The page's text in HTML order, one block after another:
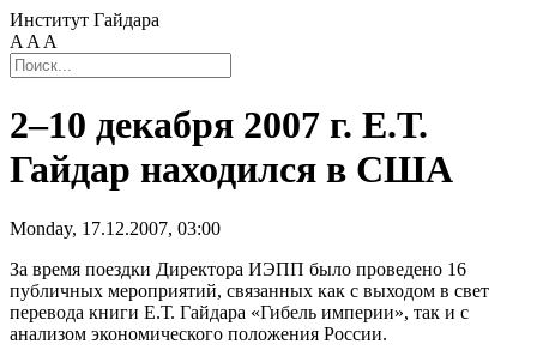
Институт Гайдара
A A A
2–10 декабря 2007 г. Е.Т.
Гайдар находился в США
Monday, 17.12.2007, 03:00
За время поездки Директора ИЭПП было проведено 16
публичных мероприятий, связанных как с выходом в свет
перевода книги Е.Т. Гайдара «Гибель империи», так и с
анализом экономического положения России.